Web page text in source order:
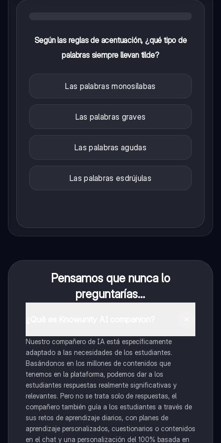
Según las reglas de acentuación, ¿qué tipo de
palabras siempre llevan tilde?
Las palabras monosílabas
Las palabras graves
Las palabras agudas
Las palabras esdrújulas
Pensamos que nunca lo
preguntarías...
Nuestro compañero de IA está específicamente
adaptado a las necesidades de los estudiantes.
Basándonos en los millones de contenidos que
tenemos en la plataforma, podemos dar a los
estudiantes respuestas realmente significativas y
relevantes. Pero no se trata solo de respuestas, el
compañero también guía a los estudiantes a través de
sus retos de aprendizaje diarios, con planes de
aprendizaje personalizados, cuestionarios o contenidos
en el chat y una personalización del 100% basada en